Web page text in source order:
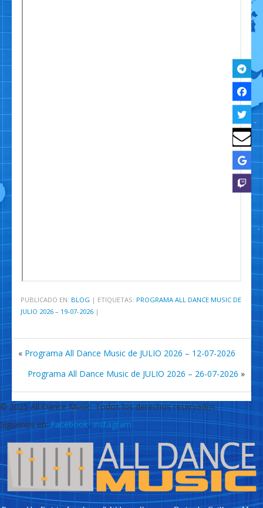
PUBLICADO EN: BLOG | ETIQUETAS: PROGRAMA ALL DANCE MUSIC DE
JULIO 2026 – 19-07-2026 |
« Programa All Dance Music de JULIO 2026 – 12-07-2026
Programa All Dance Music de JULIO 2026 – 26-07-2026 »
© 2025 All Dance Music. Todos los derechos reservados.
Síguenos en:Facebook, Instagram